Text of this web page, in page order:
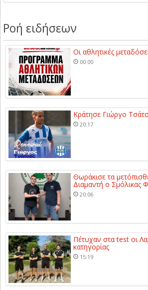
Ροή ειδήσεων
Οι αθλητικές
00:00
Κράτησε Γιώργο
20:17
Θωράκισε τα
Διαμαντή ο Σμόλικας
20:06
Πέτυχαν στα test οι
κατηγορίας
15:19